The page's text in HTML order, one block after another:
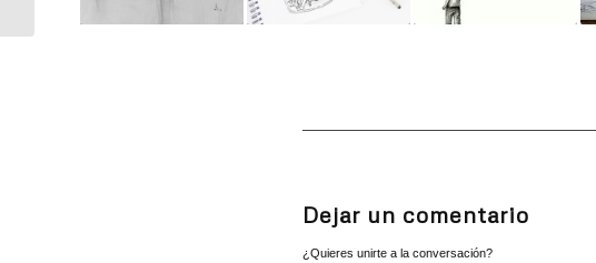
Dejar un comentario
¿Quieres unirte a la conversación?